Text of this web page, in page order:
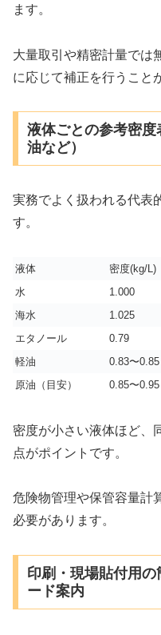
ます。
大量取引や精密計量では
に応じて補正を行うこと
液体ごとの参考密
油など）
実務でよく扱われる代表
す。
液体 密度(kg/L)
水
1.000
海水
1.025
エタノール
0.79
軽油
0.83〜0.85
原油（目安）
0.85〜0.95
密度が小さい液体ほど、
点がポイントです。
危険物管理や保管容量計
必要があります。
印刷・現場貼付用
ード案内